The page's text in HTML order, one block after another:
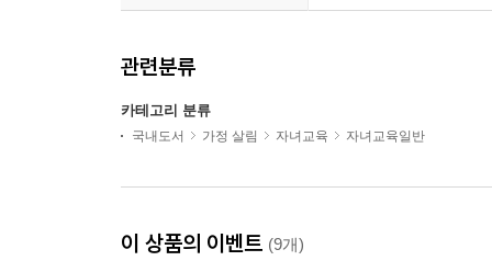
관련분류
카테고리 분류
국내도서 가정 살림 자녀교육 자녀교육일반
이 상품의 이벤트 (9개)